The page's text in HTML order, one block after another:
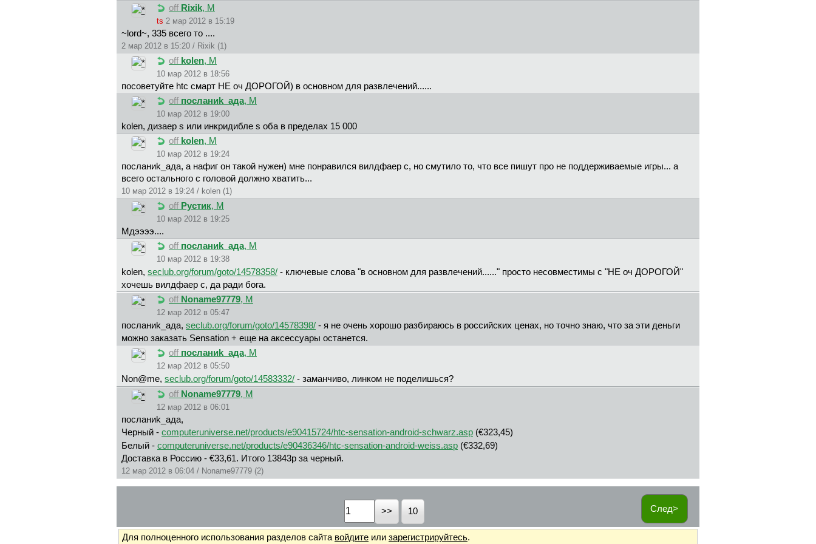
off Rixik, М
ts 2 мар 2012 в 15:19
~lord~, 335 всего то ....
2 мар 2012 в 15:20 / Rixik (1)
off kolen, М
10 мар 2012 в 18:56
посоветуйте htc смарт НЕ оч ДОРОГОЙ) в основном для развлечений......
off пocлaниk_aдa, М
10 мар 2012 в 19:00
kolen, дизаер s или инкридибле s оба в пределах 15 000
off kolen, М
10 мар 2012 в 19:24
пocлaниk_aдa, а нафиг он такой нужен) мне понравился вилдфаер с, но смутило то, что все пишут про не поддерживаемые игры... а
всего остального с головой должно хватить...
10 мар 2012 в 19:24 / kolen (1)
off Рустик, М
10 мар 2012 в 19:25
Мдээээ....
off пocлaниk_aдa, М
10 мар 2012 в 19:38
kolen, seclub.org/forum/goto/14578358/ - ключевые слова "в основном для развлечений......" просто несовместимы с "НЕ оч ДОРОГОЙ"
хочешь вилдфаер с, да ради бога.
off Noname97779, М
12 мар 2012 в 05:47
пocлaниk_aдa, seclub.org/forum/goto/14578398/ - я не очень хорошо разбираюсь в российских ценах, но точно знаю, что за эти деньги
можно заказать Sensation + еще на аксессуары останется.
off пocлaниk_aдa, М
12 мар 2012 в 05:50
Non@me, seclub.org/forum/goto/14583332/ - заманчиво, линком не поделишься?
off Noname97779, М
12 мар 2012 в 06:01
пocлaниk_aдa,
Черный - computeruniverse.net/products/e90415724/htc-sensation-android-schwarz.asp (€323,45)
Белый - computeruniverse.net/products/e90436346/htc-sensation-android-weiss.asp (€332,69)
Доставка в Россию - €33,61. Итого 13843р за черный.
12 мар 2012 в 06:04 / Noname97779 (2)
След>
10
Для полноценного использования разделов сайта войдите или зарегистрируйтесь.